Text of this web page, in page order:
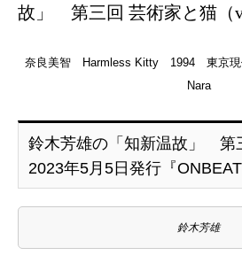
故」 第三回 芸術家と猫（
奈良美智 Harmless Kitty 1994 東京
Nara
鈴木芳雄の「知新温故」
2023年5月5日発行『
鈴木芳雄